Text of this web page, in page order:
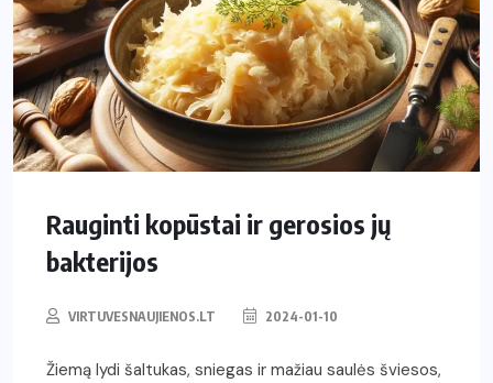
Rauginti kopūstai ir gerosios jų
bakterijos
VIRTUVESNAUJIENOS.LT 2024-01-10
Žiemą lydi šaltukas, sniegas ir mažiau saulės šviesos,